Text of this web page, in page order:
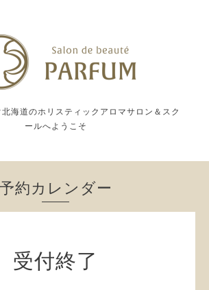
海道のホリスティックアロマサロン＆スク
ールへようこそ
予約カレンダー
受付終了